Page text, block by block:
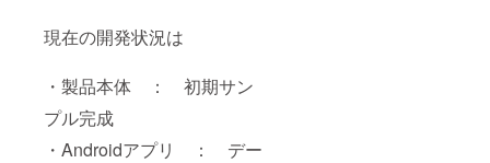
現在の開発状況は
・製品本体 ： 初期サン
プル完成
・Androidアプリ ： デー